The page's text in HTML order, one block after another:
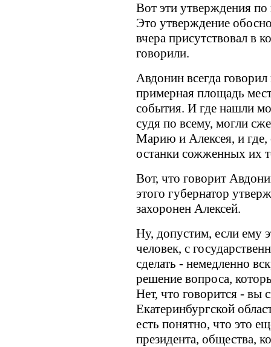
Вот эти утверждения
Это утверждение
вчера присутствовал в
говорили.
Авдонин всегда говорил
примерная площадь
события. И где нашли
судя по всему, могли
Марию и Алексея, и где,
останки сожженных их
Вот, что говорит
этого губернатор
захоронен Алексей.
Ну, допустим, если ему
человек, с
сделать - немедленно
решение вопроса,
Нет, что говорится - вы
Екатеринбургской
есть понятно, что это
президента, общества,